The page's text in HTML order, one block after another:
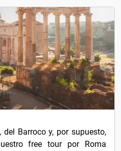
Barroco y, por supuesto,
free tour por Roma